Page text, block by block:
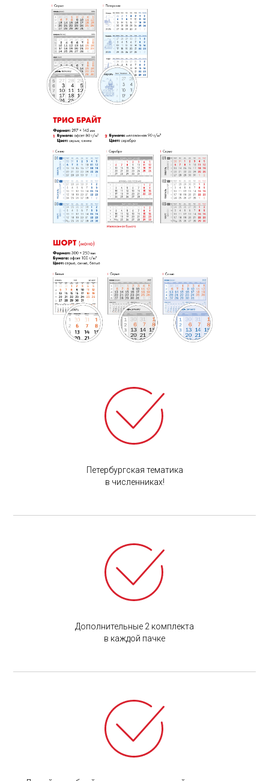
Петербургская тематика
в численниках!
Дополнительные 2 комплекта
в каждой пачке